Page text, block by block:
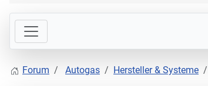
Forum Autogas Hersteller & Systeme